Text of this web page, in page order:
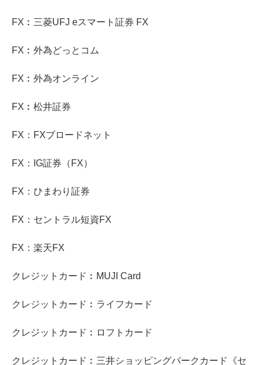
FX︰三菱UFJ eスマート証券 FX
FX︰外為どっとコム
FX︰外為オンライン
FX︰松井証券
FX：FXブロードネット
FX：IG証券（FX）
FX：ひまわり証券
FX：セントラル短資FX
FX：楽天FX
クレジットカード︰MUJI Card
クレジットカード︰ライフカード
クレジットカード︰ロフトカード
クレジットカード︰三井ショッピングパークカード《セ